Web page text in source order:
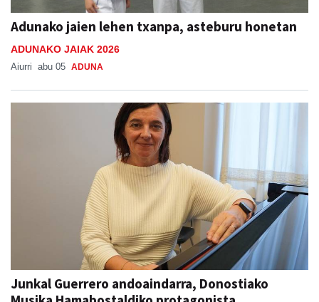
Adunako jaien lehen txanpa, asteburu honetan
ADUNAKO JAIAK 2026
Aiurri abu 05 ADUNA
Junkal Guerrero andoaindarra, Donostiako